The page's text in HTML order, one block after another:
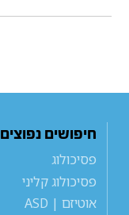
חיפושים נפוצים
פסיכולוג
פסיכולוג קליני
אוטיזם | ASD